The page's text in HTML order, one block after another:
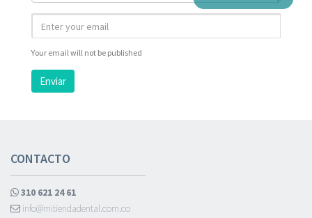
Your email will not be published
Enviar
CONTACTO
310 621 24 61
info@mitiendadental.com.co